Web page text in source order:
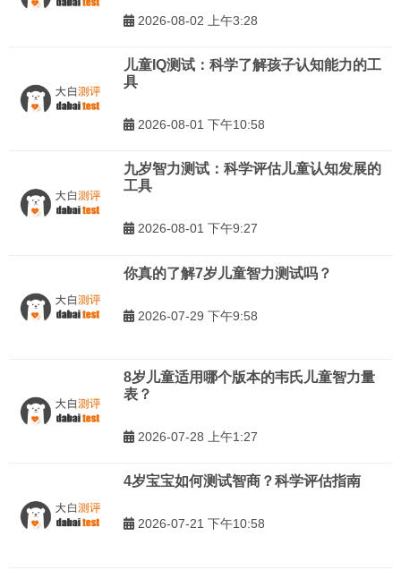
2026-08-02 上午3:28
儿童IQ测试：科学了解孩子认知能力的工
具
2026-08-01 下午10:58
九岁智力测试：科学评估儿童认知发展的
工具
2026-08-01 下午9:27
你真的了解7岁儿童智力测试吗？
2026-07-29 下午9:58
8岁儿童适用哪个版本的韦氏儿童智力量
表？
2026-07-28 上午1:27
4岁宝宝如何测试智商？科学评估指南
2026-07-21 下午10:58